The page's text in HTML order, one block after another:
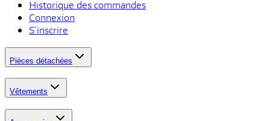
Historique des commandes
Connexion
S'inscrire
Pièces détachées
Vêtements